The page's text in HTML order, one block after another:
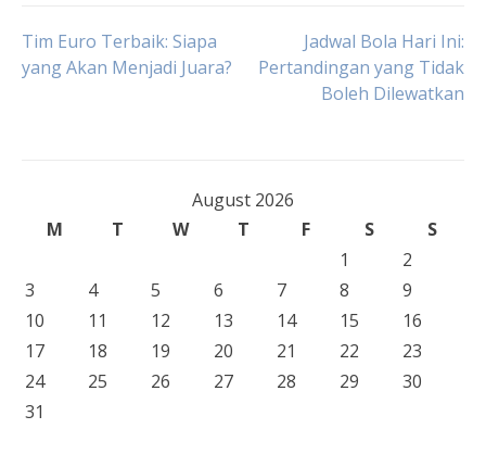
Post
Tim Euro Terbaik: Siapa
yang Akan Menjadi Juara?
Jadwal Bola Hari Ini:
Pertandingan yang Tidak
Boleh Dilewatkan
August 2026
M
T W T F S
S
1
2
3
4 5 6 7 8
9
10
11 12 13 14 15
16
17
18 19 20 21 22
23
24
25 26 27 28 29
30
31